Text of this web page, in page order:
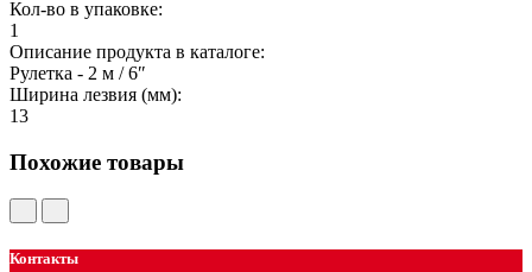
Кол-во в упаковке:
1
Описание продукта в каталоге:
Рулетка - 2 м / 6″
Ширина лезвия (мм):
13
Похожие товары
Контакты